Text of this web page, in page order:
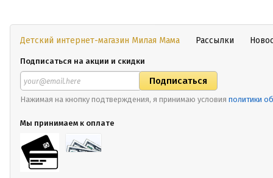
Детский интернет-магазин Милая Мама Рассылки
Подписаться на акции и скидки
Нажимая на кнопку подтверждения, я принимаю условия политики
Мы принимаем к оплате